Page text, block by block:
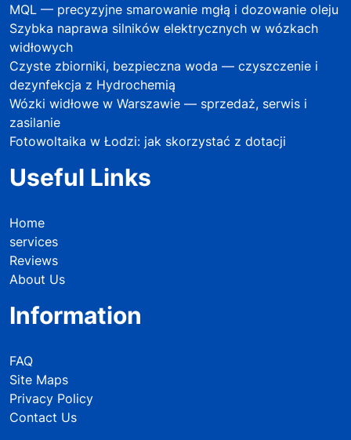
MQL — precyzyjne smarowanie mgłą i dozowanie oleju
Szybka naprawa silników elektrycznych w wózkach
widłowych
Czyste zbiorniki, bezpieczna woda — czyszczenie i
dezynfekcja z Hydrochemią
Wózki widłowe w Warszawie — sprzedaż, serwis i
zasilanie
Fotowoltaika w Łodzi: jak skorzystać z dotacji
Useful Links
Home
services
Reviews
About Us
Information
FAQ
Site Maps
Privacy Policy
Contact Us